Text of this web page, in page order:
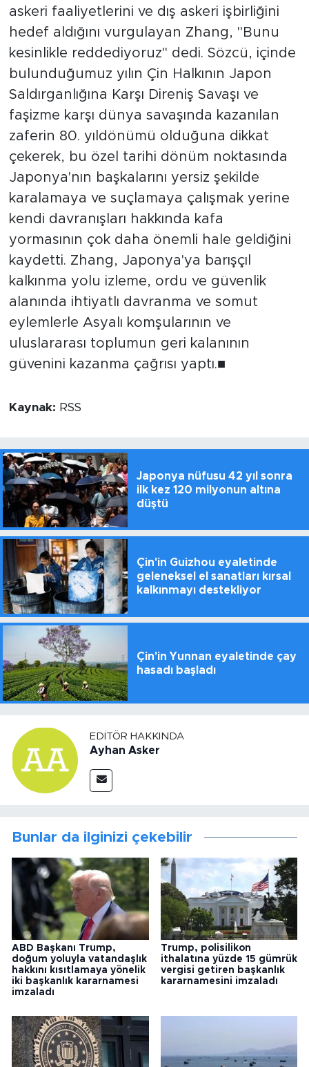
askeri faaliyetlerini ve dış askeri işbirliğini
hedef aldığını vurgulayan Zhang, "Bunu
kesinlikle reddediyoruz" dedi. Sözcü, içinde
bulunduğumuz yılın Çin Halkının Japon
Saldırganlığına Karşı Direniş Savaşı ve
faşizme karşı dünya savaşında kazanılan
zaferin 80. yıldönümü olduğuna dikkat
çekerek, bu özel tarihi dönüm noktasında
Japonya'nın başkalarını yersiz şekilde
karalamaya ve suçlamaya çalışmak yerine
kendi davranışları hakkında kafa
yormasının çok daha önemli hale geldiğini
kaydetti. Zhang, Japonya'ya barışçıl
kalkınma yolu izleme, ordu ve güvenlik
alanında ihtiyatlı davranma ve somut
eylemlerle Asyalı komşularının ve
uluslararası toplumun geri kalanının
güvenini kazanma çağrısı yaptı.■
Kaynak: RSS
Japonya nüfusu 42 yıl sonra
ilk kez 120 milyonun altına
düştü
Çin'in Guizhou eyaletinde
geleneksel el sanatları kırsal
kalkınmayı destekliyor
Çin'in Yunnan eyaletinde çay
hasadı başladı
EDITÖR HAKKINDA
Ayhan Asker
Bunlar da ilginizi çekebilir
ABD Başkanı Trump,
doğum yoluyla vatandaşlık
hakkını kısıtlamaya yönelik
iki başkanlık kararnamesi
imzaladı
Trump, polisilikon
ithalatına yüzde 15 gümrük
vergisi getiren başkanlık
kararnamesini imzaladı